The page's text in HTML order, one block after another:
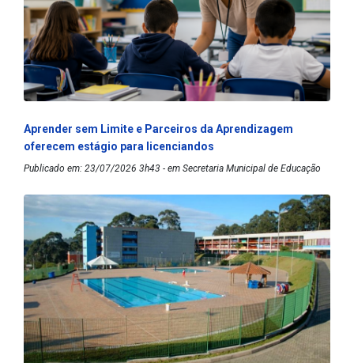
Aprender sem Limite e Parceiros da Aprendizagem
oferecem estágio para licenciandos
Publicado em: 23/07/2026 3h43 - em Secretaria Municipal de Educação